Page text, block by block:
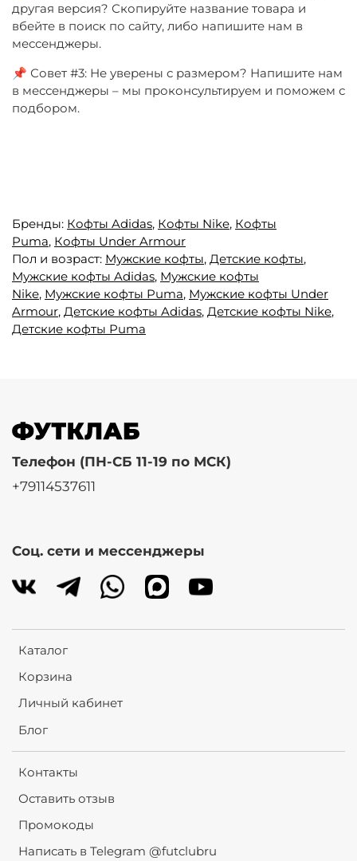
другая версия? Скопируйте название товара и
вбейте в поиск по сайту, либо напишите нам в
мессенджеры.
📌 Совет #3: Не уверены с размером? Напишите нам
в мессенджеры – мы проконсультируем и поможем с
подбором.
Бренды: Кофты Adidas, Кофты Nike, Кофты
Puma, Кофты Under Armour
Пол и возраст: Мужские кофты, Детские кофты,
Мужские кофты Adidas, Мужские кофты
Nike, Мужские кофты Puma, Мужские кофты Under
Armour, Детские кофты Adidas, Детские кофты Nike,
Детские кофты Puma
Каталог
Корзина
Личный кабинет
Блог
Контакты
Оставить отзыв
Промокоды
Написать в Telegram @futclubru
Телефон (ПН-СБ 11-19 по МСК)
+79114537611
Соц. сети и мессенджеры